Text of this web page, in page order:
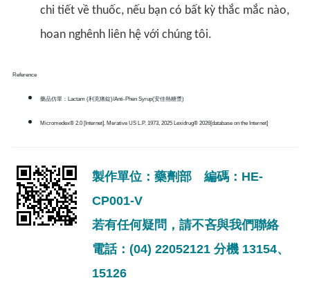
chi tiết về thuốc, nếu bạn có bất kỳ thắc mắc nào,
hoan nghênh liên hệ với chúng tôi.
Reference
藥品仿單：Lactam (利克痛錠)/Anti-Phen Syrup(安佳熱糖漿)
Micromedex® 2.0 [Internet]. Merative US L.P. 1973, 2025 Lexidrug® 2026[database on the Internet]
製作單位：藥劑部 編碼：HE-
CP001-V
若有任何疑問，請不吝與我們聯絡
電話：(04) 22052121 分機 13154、
15126